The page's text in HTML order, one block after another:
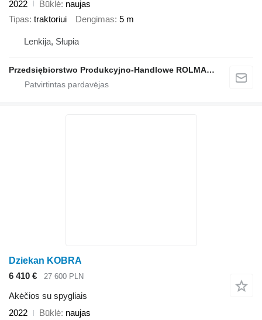
2022 Būklė naujas
Tipas traktoriui Dengimas 5 m
Lenkija, Słupia
Przedsiębiorstwo Produkcyjno-Handlowe ROLMAPOL Marcin Dziekan
Dziekan KOBRA
6 410 €
27 600 PLN
Akėčios su spygliais
2022
Būklė naujas